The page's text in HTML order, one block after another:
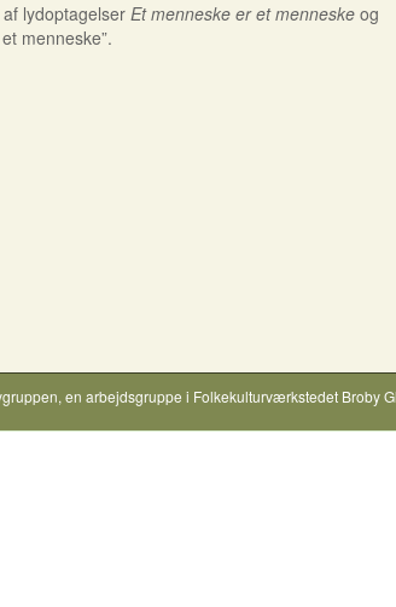
lydoptagelser Et menneske er et menneske og
menneske”.
, en arbejdsgruppe i Folkekulturværkstedet Broby